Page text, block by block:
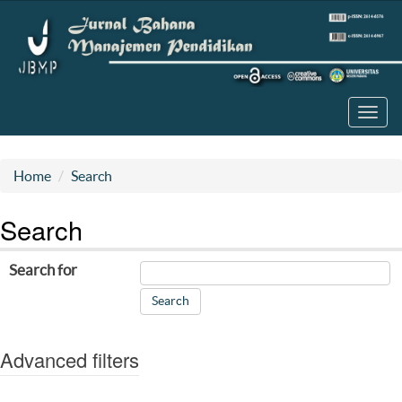
Home Search
Search
Search for
Advanced filters